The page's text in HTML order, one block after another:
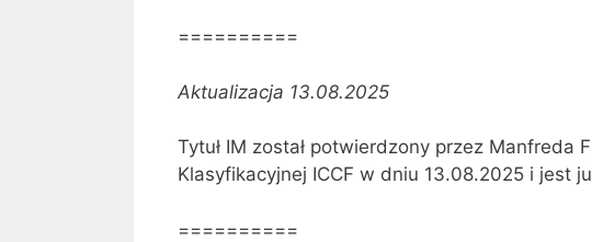
==========
Aktualizacja 13.08.2025
Tytuł IM został potwierdzony przez Manfreda
Klasyfikacyjnej ICCF w dniu 13.08.2025 i jest
==========